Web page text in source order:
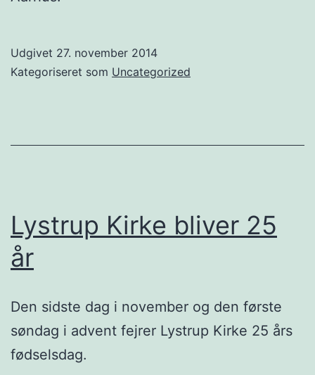
Udgivet 27. november 2014
Kategoriseret som Uncategorized
Lystrup Kirke bliver 25
år
Den sidste dag i november og den første
søndag i advent fejrer Lystrup Kirke 25 års
fødselsdag.